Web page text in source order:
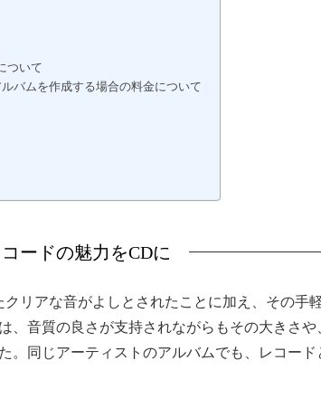
ついて
バムを作成する場合の料金について
コードの魅力をCDに
リアな音がよしとされたことに加え、その手
、音質の良さが支持されながらもその大きさや
。同じアーティストのアルバムでも、レコード